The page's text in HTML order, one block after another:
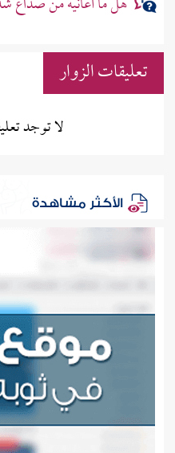
تعليقات الزوار
لا توجد
الأكثر مشاهدة